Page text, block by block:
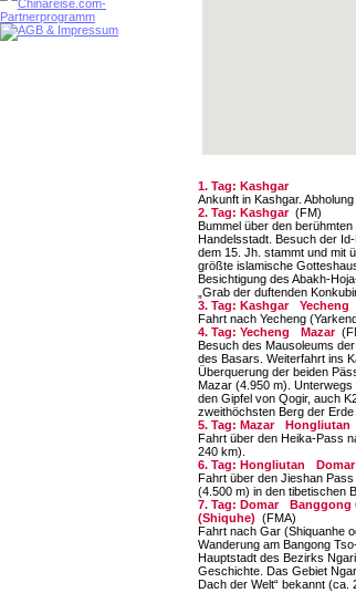
1. Tag: Kashgar
Ankunft in Kashgar.
2. Tag: Kashgar (FM)
Bummel über den
Handelsstadt. Besuch der
dem 15. Jh. stammt und mit
größte islamische
Besichtigung des Abakh-
„Grab der duftenden
3. Tag: Kashgar
Yecheng
Fahrt nach Yecheng
4. Tag: Yecheng
Mazar
Besuch des Mausoleums
des Basars. Weiterfahrt ins
Überquerung der beiden
Mazar (4.950 m).
den Gipfel von Qogir, auch
zweithöchsten Berg der Erde
5. Tag: Mazar
Hongliutan
Fahrt über den Heika-Pass
240 km).
6. Tag: Hongliutan
Domar
Fahrt über den Jieshan
(4.500 m) in den tibetischen
7. Tag: Domar
Banggong
(Shiquhe) (FMA)
Fahrt nach Gar (Shiquanhe
Wanderung am Bangong
Hauptstadt des Bezirks
Geschichte. Das Gebiet
Dach der Welt“ bekannt (ca.